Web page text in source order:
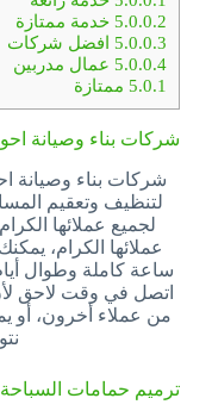
5.0.0.2خدمة ممتازة
5.0.0.3افضل شركات
5.0.0.4عمال مدربين
5.0.1ممتازة
شركات بناء وصيانة
شركات بناء وصيانة
لتنظيف وتعقيم
لجميع عملائها
ساعة كاملة وطوال
اتصل في وقت لاحق
من عملاء أخرون، أو
ترميم حمامات